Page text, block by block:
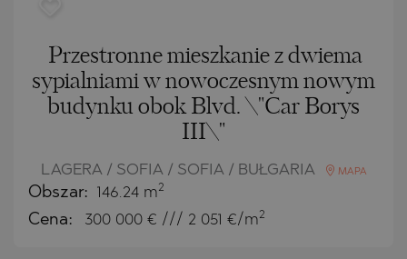
Przestronne mieszkanie z dwiema
sypialniami w nowoczesnym nowym
budynku obok Blvd. \"Car Borys
III\"
LAGERA / SOFIA / SOFIA / BUŁGARIA MAPA
Obszar: 146.24 m2
Cena: 300 000 € /// 2 051 €/m2